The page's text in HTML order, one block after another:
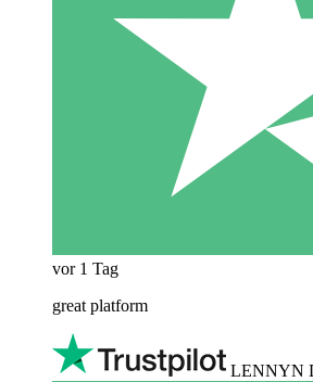
vor 1 Tag
great platform
LENNYN